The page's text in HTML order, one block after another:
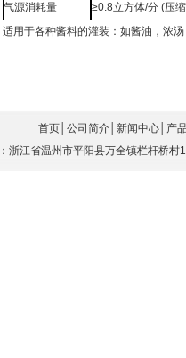
气源消耗量
≥0.8立方体/分 (压
适用于各种酱料的灌装：如酱油，浓
首页 公司简介 新闻中心
产
浙江省温州市平阳县万全镇栏杆桥